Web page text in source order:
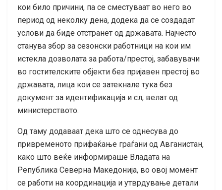
кои било причини, па се сместуваат во него во
период од неколку дена, додека да се создадат
услови да биде отстранет од државата. Најчесто
станува збор за сезонски работници на кои им
истекла дозволата за работа/престој, забавувачи
во гостителските објекти без пријавен престој во
државата, лица кои се затекнале тука без
документ за идентификација и сл, велат од
министерството.
Од таму додаваат дека што се однесува до
привременото прифаќање граѓани од Авганистан,
како што веќе информираше Владата на
Република Северна Македонија, во овој момент
се работи на координација и утврдување детали